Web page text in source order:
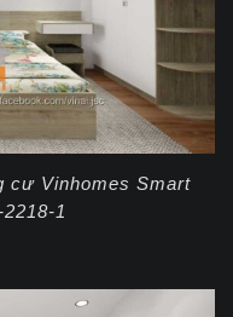
cư Vinhomes Smart
1